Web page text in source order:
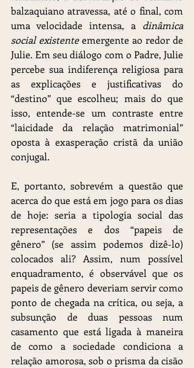
balzaquiano atravessa, até o final, com
uma velocidade intensa, a dinâmica
social existente emergente ao redor de
Julie. Em seu diálogo com o Padre, Julie
percebe sua indiferença religiosa para
as explicações e justificativas do
“destino” que escolheu; mais do que
isso, entende-se um contraste entre
“laicidade da relação matrimonial”
oposta à exasperação cristã da união
conjugal.
E, portanto, sobrevém a questão que
acerca do que está em jogo para os dias
de hoje: seria a tipologia social das
representações e dos “papeis de
gênero” (se assim podemos dizê-lo)
colocados ali? Assim, num possível
enquadramento, é observável que os
papeis de gênero deveriam servir como
ponto de chegada na crítica, ou seja, a
subsunção de duas pessoas num
casamento que está ligada à maneira
de como a sociedade condiciona a
relação amorosa, sob o prisma da cisão